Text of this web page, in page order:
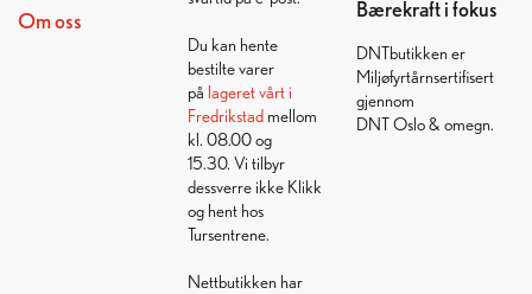
Om oss
Du kan hente
bestilte varer
på lageret vårt i
Fredrikstadmellom
kl. 08.00 og
15.30. Vi tilbyr
dessverre ikke Klikk
og hent hos
Tursentrene.
Nettbutikken har
Bærekraft i fokus
DNTbutikken er
Miljøfyrtårnsertifisert
gjennom
DNT Oslo & omegn.